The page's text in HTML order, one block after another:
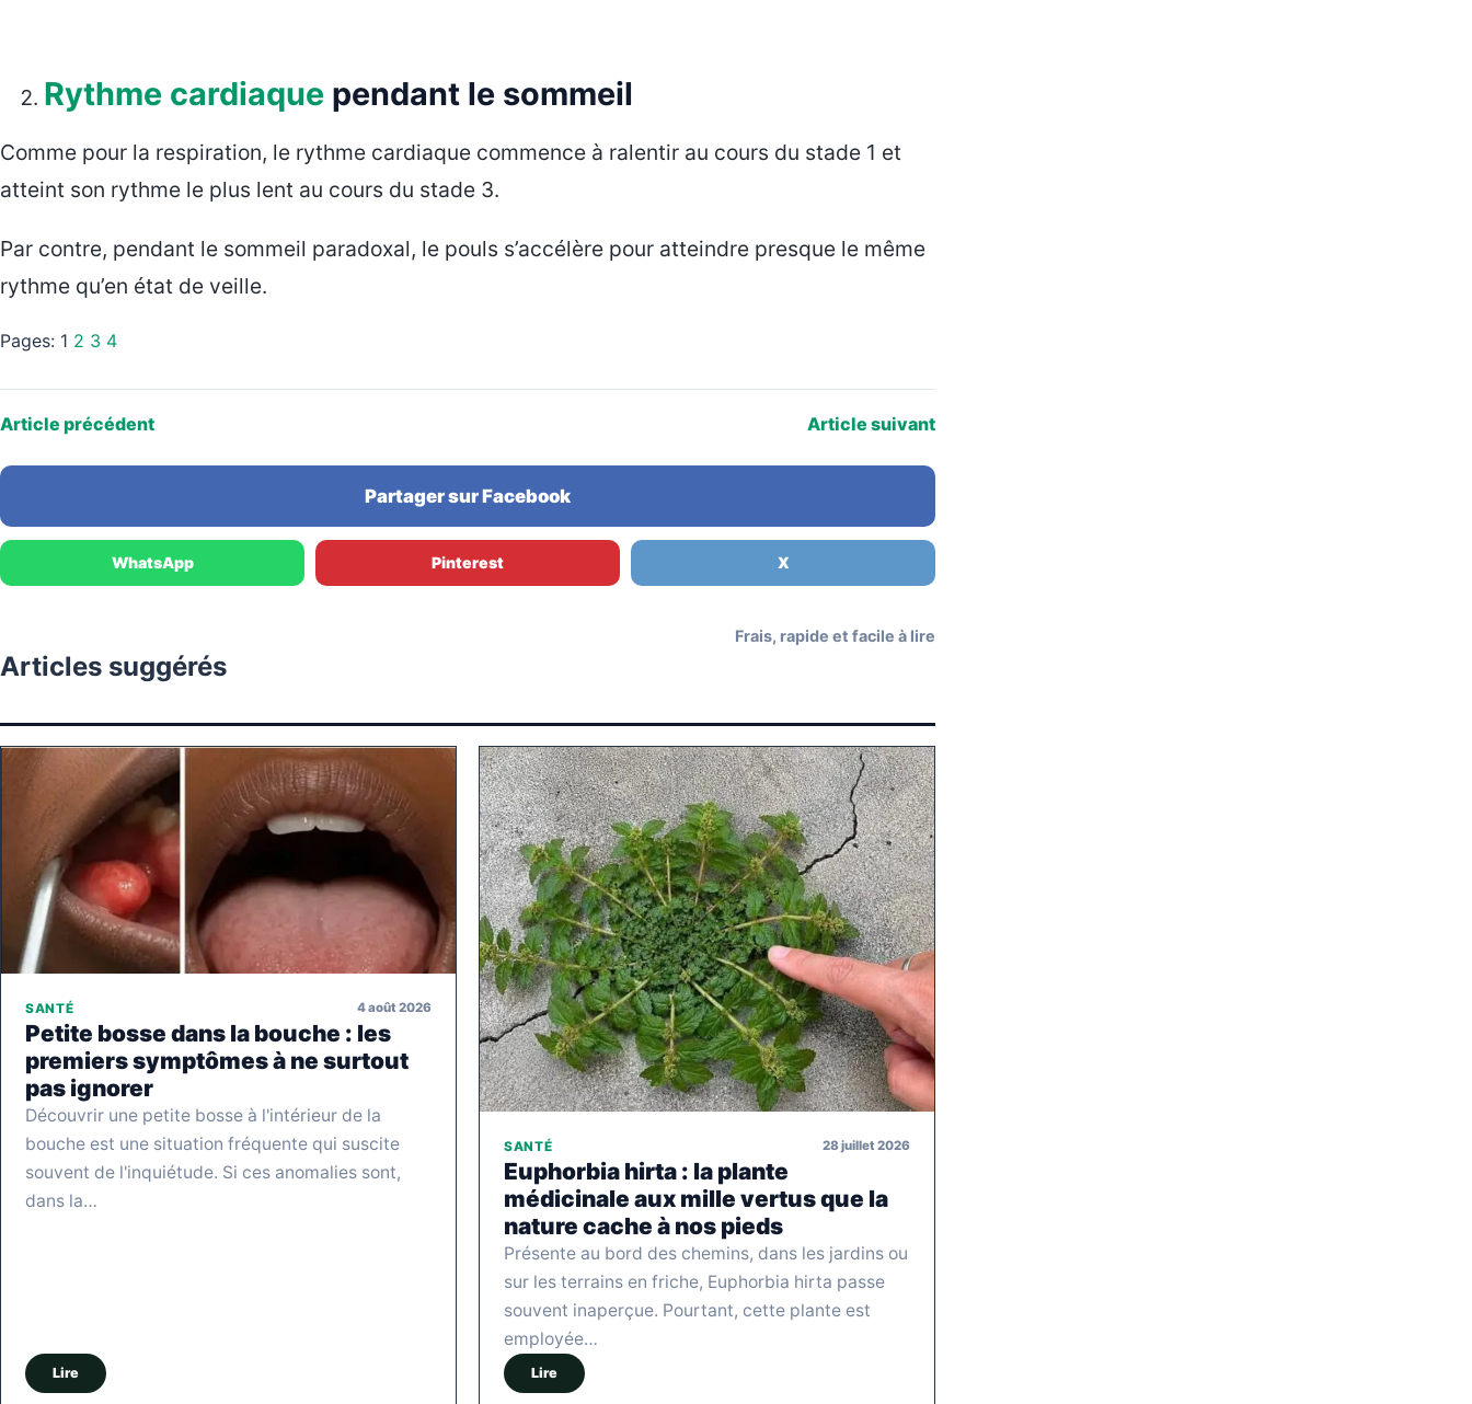
Rythme cardiaque pendant le sommeil
Comme pour la respiration, le rythme cardiaque commence à ralentir au cours du stade 1 et
atteint son rythme le plus lent au cours du stade 3.
Par contre, pendant le sommeil paradoxal, le pouls s’accélère pour atteindre presque le même
rythme qu’en état de veille.
Pages: 1 2 3 4
Article précédent Article suivant
Partager sur Facebook
WhatsApp Pinterest X
Articles suggérés
Frais, rapide et facile à lire
SANTÉ 4 août 2026
Petite bosse dans la bouche : les
premiers symptômes à ne surtout
pas ignorer
Découvrir une petite bosse à l'intérieur de la
bouche est une situation fréquente qui suscite
souvent de l'inquiétude. Si ces anomalies sont,
dans la…
Lire
SANTÉ 28 juillet 2026
Euphorbia hirta : la plante
médicinale aux mille vertus que la
nature cache à nos pieds
Présente au bord des chemins, dans les jardins ou
sur les terrains en friche, Euphorbia hirta passe
souvent inaperçue. Pourtant, cette plante est
employée…
Lire